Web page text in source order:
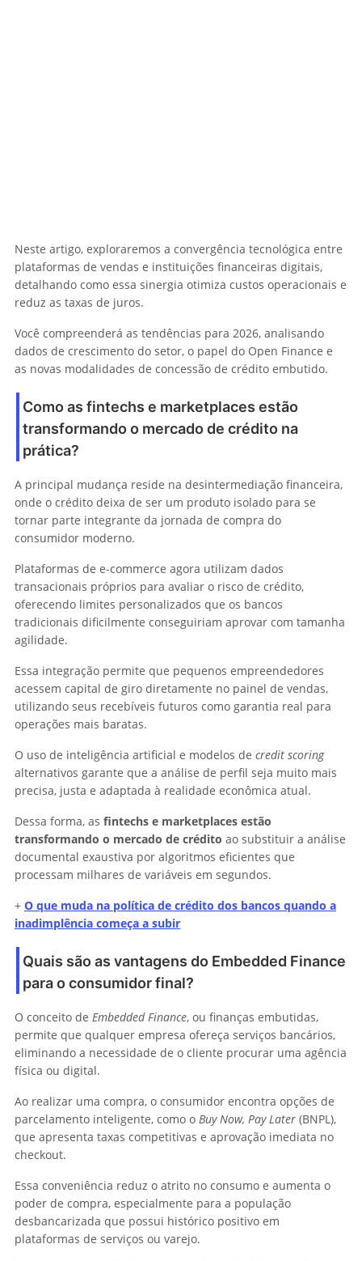
Neste artigo, exploraremos a convergência tecnológica entre
plataformas de vendas e instituições financeiras digitais,
detalhando como essa sinergia otimiza custos operacionais e
reduz as taxas de juros.
Você compreenderá as tendências para 2026, analisando
dados de crescimento do setor, o papel do Open Finance e
as novas modalidades de concessão de crédito embutido.
Como as fintechs e marketplaces estão
transformando o mercado de crédito na
prática?
A principal mudança reside na desintermediação financeira,
onde o crédito deixa de ser um produto isolado para se
tornar parte integrante da jornada de compra do
consumidor moderno.
Plataformas de e-commerce agora utilizam dados
transacionais próprios para avaliar o risco de crédito,
oferecendo limites personalizados que os bancos
tradicionais dificilmente conseguiriam aprovar com tamanha
agilidade.
Essa integração permite que pequenos empreendedores
acessem capital de giro diretamente no painel de vendas,
utilizando seus recebíveis futuros como garantia real para
operações mais baratas.
O uso de inteligência artificial e modelos de credit scoring
alternativos garante que a análise de perfil seja muito mais
precisa, justa e adaptada à realidade econômica atual.
Dessa forma, as fintechs e marketplaces estão
transformando o mercado de crédito ao substituir a análise
documental exaustiva por algoritmos eficientes que
processam milhares de variáveis em segundos.
+ O que muda na política de crédito dos bancos quando a
inadimplência começa a subir
Quais são as vantagens do Embedded Finance
para o consumidor final?
O conceito de Embedded Finance, ou finanças embutidas,
permite que qualquer empresa ofereça serviços bancários,
eliminando a necessidade de o cliente procurar uma agência
física ou digital.
Ao realizar uma compra, o consumidor encontra opções de
parcelamento inteligente, como o Buy Now, Pay Later (BNPL),
que apresenta taxas competitivas e aprovação imediata no
checkout.
Essa conveniência reduz o atrito no consumo e aumenta o
poder de compra, especialmente para a população
desbancarizada que possui histórico positivo em
plataformas de serviços ou varejo.